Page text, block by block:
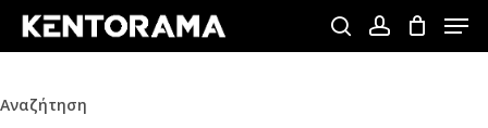
Skip
content
searchaccount
Menu
Αναζήτηση